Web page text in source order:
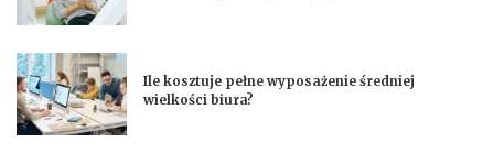
Ile kosztuje pełne wyposażenie średniej
wielkości biura?